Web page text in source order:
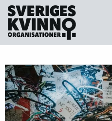
Sveriges Kvinnoorganisationer